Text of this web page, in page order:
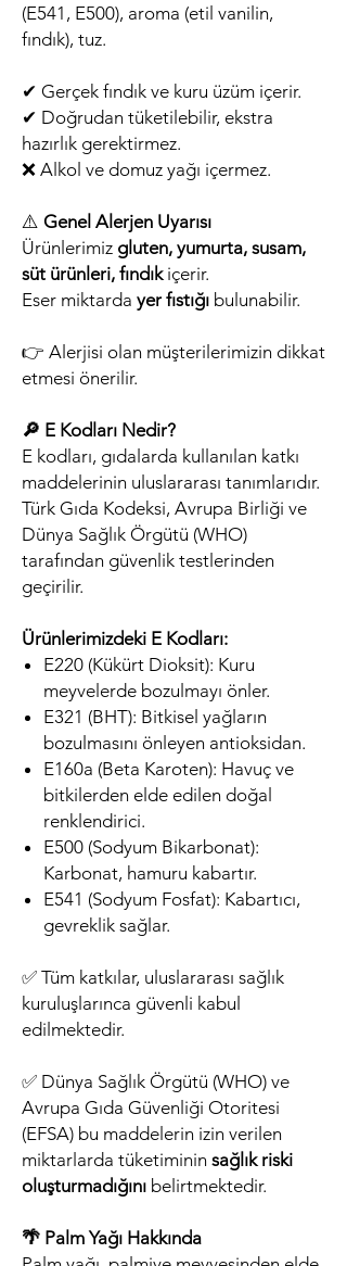
(E541, E500), aroma (etil vanilin,
fındık), tuz.
✔ Gerçek fındık ve kuru üzüm içerir.
✔ Doğrudan tüketilebilir, ekstra
hazırlık gerektirmez.
❌ Alkol ve domuz yağı içermez.
⚠️ Genel Alerjen Uyarısı
Ürünlerimiz gluten, yumurta, susam,
süt ürünleri, fındıkiçerir.
Eser miktarda yer fıstığı bulunabilir.
👉 Alerjisi olan müşterilerimizin dikkat
etmesi önerilir.
🔎 E Kodları Nedir?
E kodları, gıdalarda kullanılan katkı
maddelerinin uluslararası tanımlarıdır.
Türk Gıda Kodeksi, Avrupa Birliği ve
Dünya Sağlık Örgütü (WHO)
tarafından güvenlik testlerinden
geçirilir.
Ürünlerimizdeki E Kodları:
E220 (Kükürt Dioksit): Kuru
meyvelerde bozulmayı önler.
E321 (BHT): Bitkisel yağların
bozulmasını önleyen antioksidan.
E160a (Beta Karoten): Havuç ve
bitkilerden elde edilen doğal
renklendirici.
E500 (Sodyum Bikarbonat):
Karbonat, hamuru kabartır.
E541 (Sodyum Fosfat): Kabartıcı,
gevreklik sağlar.
✅ Tüm katkılar, uluslararası sağlık
kuruluşlarınca güvenli kabul
edilmektedir.
✅ Dünya Sağlık Örgütü (WHO) ve
Avrupa Gıda Güvenliği Otoritesi
(EFSA) bu maddelerin izin verilen
miktarlarda tüketiminin sağlık riski
oluşturmadığını belirtmektedir.
🌴 Palm Yağı Hakkında